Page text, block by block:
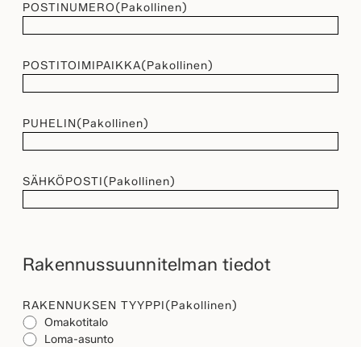
POSTINUMERO(Pakollinen)
POSTITOIMIPAIKKA(Pakollinen)
PUHELIN(Pakollinen)
SÄHKÖPOSTI(Pakollinen)
Rakennussuunnitelman tiedot
RAKENNUKSEN TYYPPI(Pakollinen)
Omakotitalo
Loma-asunto